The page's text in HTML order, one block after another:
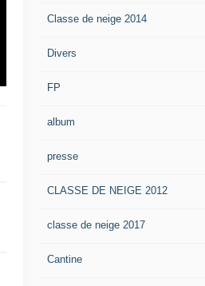
Classe de neige 2014
Divers
FP
album
presse
CLASSE DE NEIGE 2012
classe de neige 2017
Cantine